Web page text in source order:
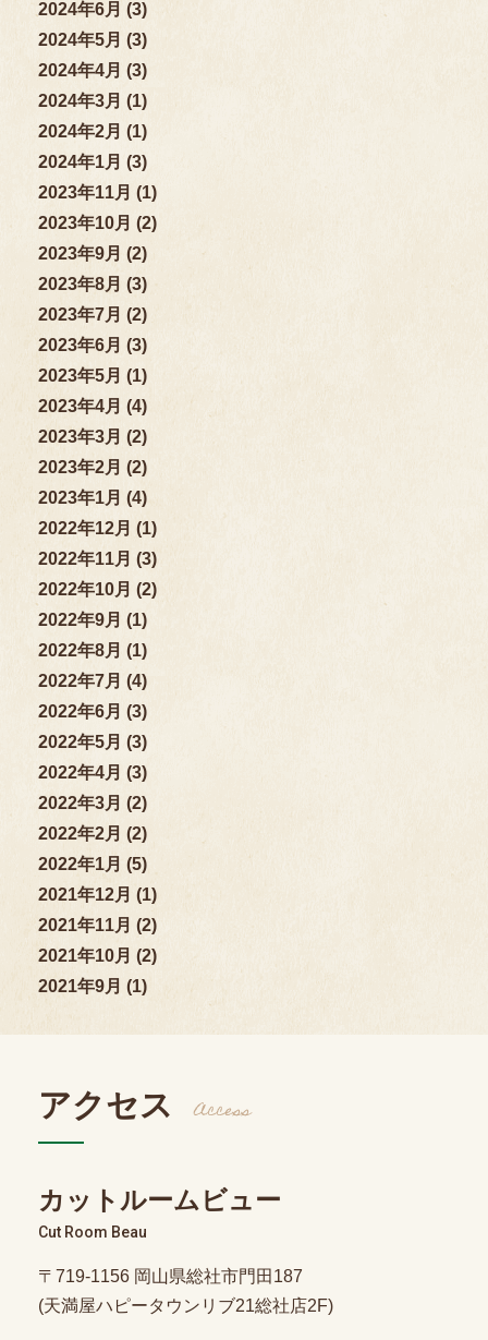
2024年6月 (3)
2024年5月 (3)
2024年4月 (3)
2024年3月 (1)
2024年2月 (1)
2024年1月 (3)
2023年11月 (1)
2023年10月 (2)
2023年9月 (2)
2023年8月 (3)
2023年7月 (2)
2023年6月 (3)
2023年5月 (1)
2023年4月 (4)
2023年3月 (2)
2023年2月 (2)
2023年1月 (4)
2022年12月 (1)
2022年11月 (3)
2022年10月 (2)
2022年9月 (1)
2022年8月 (1)
2022年7月 (4)
2022年6月 (3)
2022年5月 (3)
2022年4月 (3)
2022年3月 (2)
2022年2月 (2)
2022年1月 (5)
2021年12月 (1)
2021年11月 (2)
2021年10月 (2)
2021年9月 (1)
アクセス Access
カットルームビュー
Cut Room Beau
〒719-1156 岡山県総社市門田187
(天満屋ハピータウンリブ21総社店2F)